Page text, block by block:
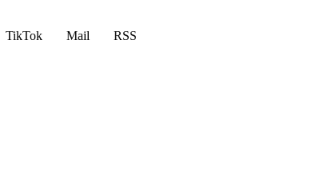
TikTok Mail RSS